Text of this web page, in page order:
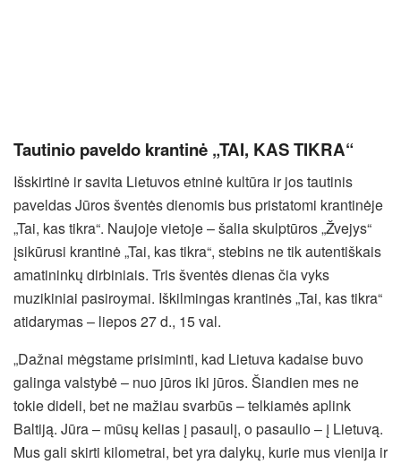
Tautinio paveldo krantinė „TAI, KAS TIKRA“
Išskirtinė ir savita Lietuvos etninė kultūra ir jos tautinis
paveldas Jūros šventės dienomis bus pristatomi krantinėje
„Tai, kas tikra“. Naujoje vietoje – šalia skulptūros „Žvejys“
įsikūrusi krantinė „Tai, kas tikra“, stebins ne tik autentiškais
amatininkų dirbiniais. Tris šventės dienas čia vyks
muzikiniai pasiroymai. Iškilmingas krantinės „Tai, kas tikra“
atidarymas – liepos 27 d., 15 val.
„Dažnai mėgstame prisiminti, kad Lietuva kadaise buvo
galinga valstybė – nuo jūros iki jūros. Šiandien mes ne
tokie dideli, bet ne mažiau svarbūs – telkiamės aplink
Baltiją. Jūra – mūsų kelias į pasaulį, o pasaulio – į Lietuvą.
Mus gali skirti kilometrai, bet yra dalykų, kurie mus vienija ir